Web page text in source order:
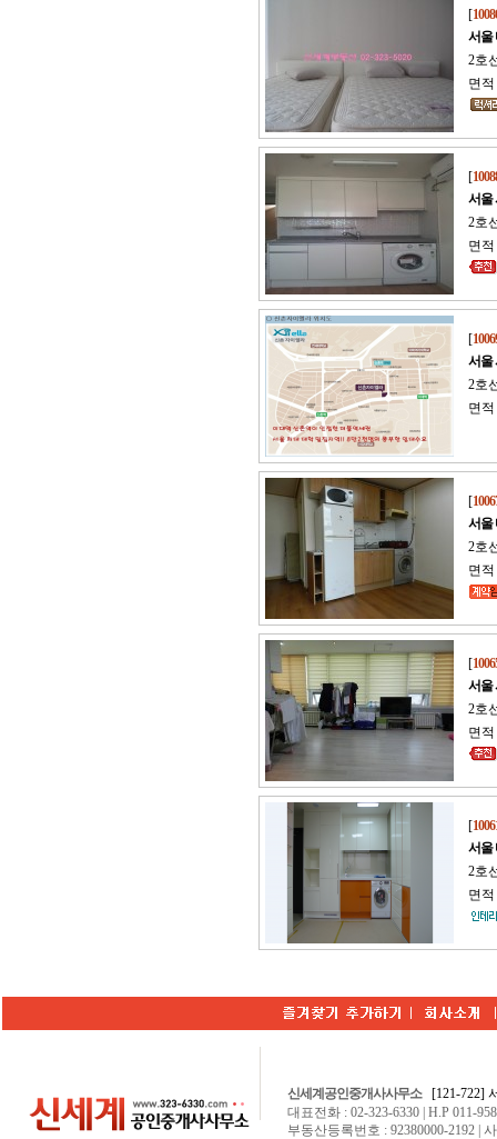
[
서울
2호
면
[
서울
2호
면
[
서울
2호
면
[
서울
2호
면
[
서울
2호
면
[
서울
2호
면
신세계공인중개사사무소[121-722]
대표전화 : 02-323-6330 | H.P 011-
부동산등록번호 : 92380000-2192 |